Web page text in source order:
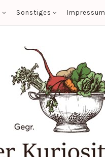
Sonstiges Impressum